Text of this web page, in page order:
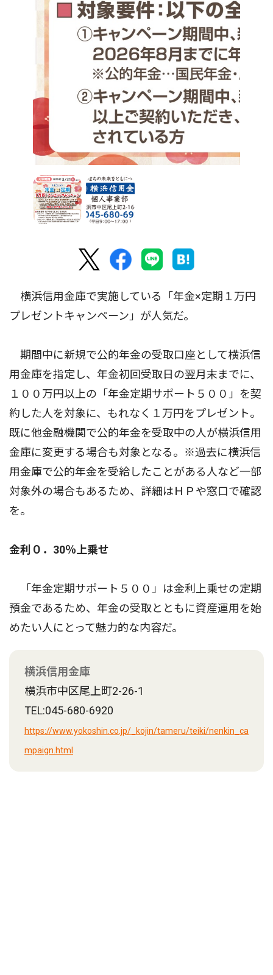
横浜信用金庫で実施している「年金×定期１万円
プレゼントキャンペーン」が人気だ。
期間中に新規で公的年金の受取口座として横浜信
用金庫を指定し、年金初回受取日の翌月末までに、
１００万円以上の「年金定期サポート５００」を契
約した人を対象に、もれなく１万円をプレゼント。
既に他金融機関で公的年金を受取中の人が横浜信用
金庫に変更する場合も対象となる。※過去に横浜信
用金庫で公的年金を受給したことがある人など一部
対象外の場合もあるため、詳細はＨＰや窓口で確認
を。
金利０．30％上乗せ
「年金定期サポート５００」は金利上乗せの定期
預金であるため、年金の受取とともに資産運用を始
めたい人にとって魅力的な内容だ。
横浜信用金庫
横浜市中区尾上町2-26-1
TEL:045-680-6920
https://www.yokoshin.co.jp/_kojin/tameru/teiki/nenkin_ca
mpaign.html